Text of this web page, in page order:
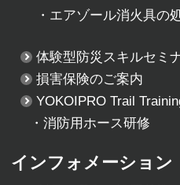
・ エアゾール消火具の
体験型防災スキルセミ
損害保険のご案内
YOKOIPRO Trail
・消防用ホース研修
インフォメーション